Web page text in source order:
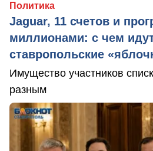
Политика
Jaguar, 11 счетов и
миллионами: с чем
ставропольские
Имущество участников
разным